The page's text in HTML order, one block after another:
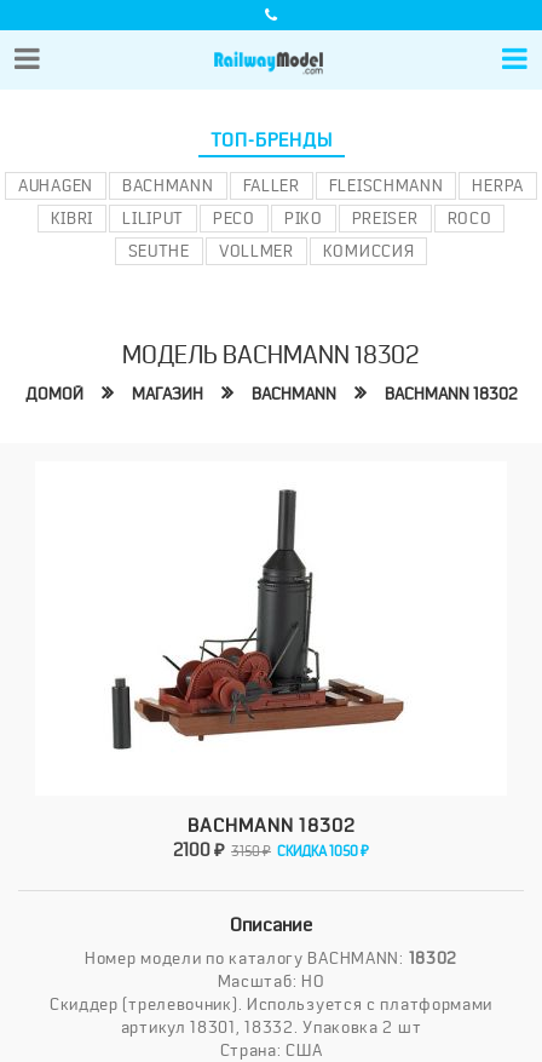
ТОП-БРЕНДЫ
AUHAGEN BACHMANN FALLER FLEISCHMANN
HERPA
KIBRI
LILIPUT PECO PIKO PREISER
ROCO
SEUTHE
VOLLMER КОМИССИЯ
МОДЕЛЬ BACHMANN 18302
ДОМОЙ МАГАЗИН BACHMANN BACHMANN 18302
BACHMANN 18302
2100 ₽ 3150 ₽ СКИДКА 1050 ₽
Описание
Номер модели по каталогу BACHMANN: 18302
Масштаб: HO
Cкиддер (трелевочник). Используется с платформами
артикул 18301, 18332. Упаковка 2 шт
Страна: США